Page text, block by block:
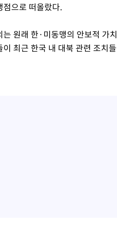
점으로 떠올랐다.
는 원래 한·미동맹의 안보적 가
이 최근 한국 내 대북 관련 조치